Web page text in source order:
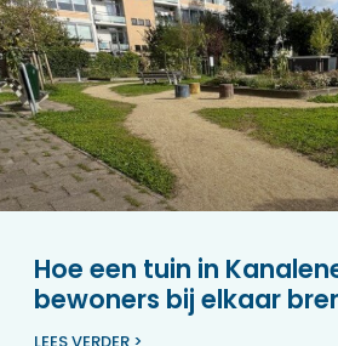
Hoe een tuin in
bewoners bij elkaar